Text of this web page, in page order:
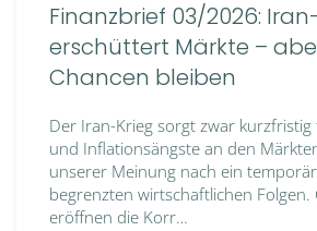
Finanzbrief 03/2026:
erschüttert Märkte –
Chancen bleiben
Der Iran-Krieg sorgt zwar
und Inflationsängste an den
unserer Meinung nach ein
begrenzten wirtschaftlichen Folgen.
eröffnen die Korr…